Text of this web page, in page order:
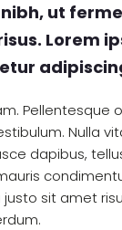
ut
Lorem
Pellentesque
Nulla
dapibus,
sit amet